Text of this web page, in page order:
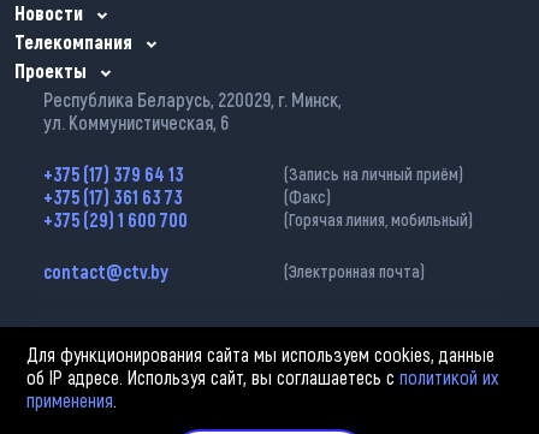
Новости
Телекомпания
Проекты
Республика Беларусь, 220029, г. Минск,
ул. Коммунистическая, 6
+375 (17) 379 64 13 (Запись на личный приём)
+375 (17) 361 63 73 (Факс)
+375 (29) 1 600 700 (Горячая линия, мобильный)
contact@ctv.by (Электронная почта)
2002—2026 © ЗАО «Столичное телевидение». При любом использовании
Для функционирования сайта мы используем cookies, данные
об IP адресе. Используя сайт, вы соглашаетесь сполитикой их
применения.